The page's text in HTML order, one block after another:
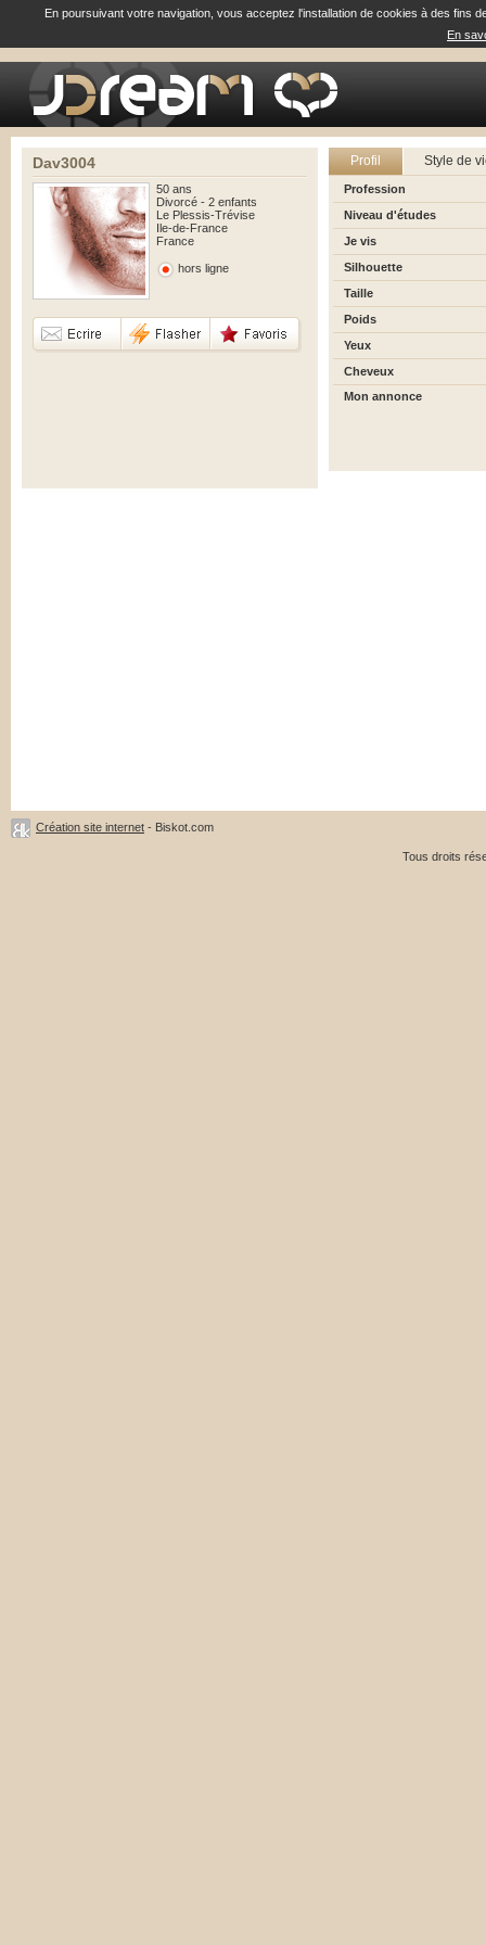
En poursuivant votre navigation, vous acceptez l'installation de cookies à des
En
Dav3004
50 ans
Divorcé - 2 enfants
Le Plessis-Trévise
Ile-de-France
France
hors ligne
Profil Style de
Profession
Niveau d'études
Je vis
Silhouette
Taille
Poids
Yeux
Cheveux
Mon annonce
Création site internet - Biskot.com
Tous droits